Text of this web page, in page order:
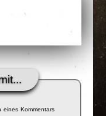
Kommentars